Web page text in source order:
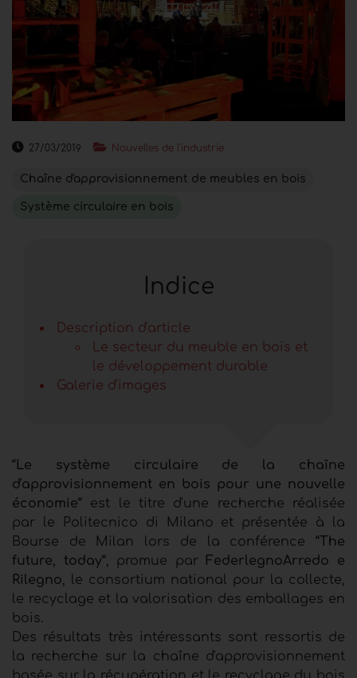
27/03/2019 Nouvelles de l'industrie
Chaîne d'approvisionnement de meubles en bois
Système circulaire en bois
Indice
Description d'article
Le secteur du meuble en bois et
le développement durable
Galerie d'images
“Le système circulaire de la chaîne
d'approvisionnement en bois pour une nouvelle
économie“ est le titre d'une recherche réalisée
par le Politecnico di Milano et présentée à la
Bourse de Milan lors de la conférence “The
future, today“ , promue par FederlegnoArredo e
Rilegno , le consortium national pour la collecte,
le recyclage et la valorisation des emballages en
bois.
Des résultats très intéressants sont ressortis de
la recherche sur la chaîne d'approvisionnement